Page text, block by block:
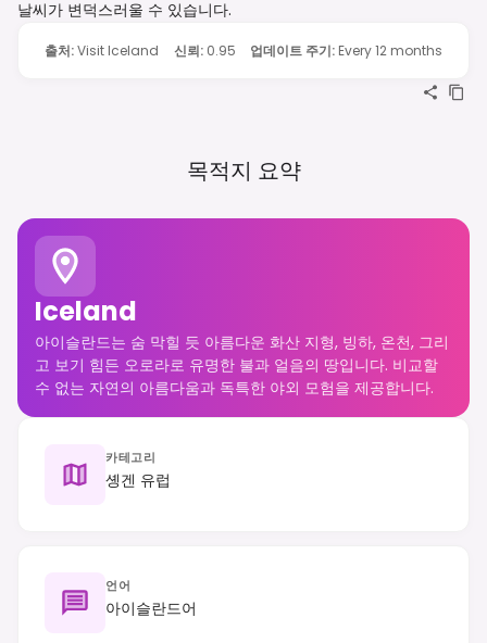
날씨가 변덕스러울 수 있습니다.
출처:Visit Iceland 신뢰: 0.95 업데이트 주기: Every 12 months
목적지 요약
Iceland
아이슬란드는 숨 막힐 듯 아름다운 화산 지형, 빙하, 온천, 그리
고 보기 힘든 오로라로 유명한 불과 얼음의 땅입니다. 비교할
수 없는 자연의 아름다움과 독특한 야외 모험을 제공합니다.
카테고리
솅겐 유럽
언어
아이슬란드어